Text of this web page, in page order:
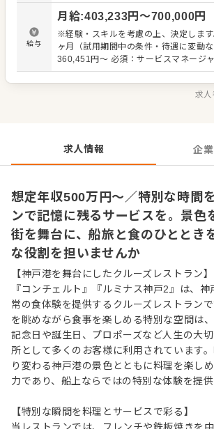
きます。経験やスキルに応じて、現場
スチームをまとめるポジションを目指し
です。 ■主な業務内容 ・お客様のご案内・接客対応 ・クル
ーズ運航に合わせたサービス進行 ・プ
ど特別なシーンの演出サポート ・スタ
ービス品質向上に向けた改善提案 ・ク
給与
月給:403,233円〜700,000円
※経験・スキルを考慮の上、決定しま
ヶ月（試用期間中の条件・待遇に変動なし） チー
360,451円～ 必須：サービスマネージ
テル・レストラン・ブライダル・宴会
上の方は上記の給与スタートになります。 【想定年
求
求人情報 企
想定年収500万円～／特別な時間
ンで記憶に残るサービスを。景色
街を舞台に、船旅と食のひととき
な役割を担いませんか
【神戸港を舞台にしたクルーズレストラン】
『コンチェルト』『ルミナス神戸2』は、神
常の食体験を提供するクルーズレストラン
を眺めながら食事を楽しめる特別な空間は、
記念日や誕生日、プロポーズなど人生の大
所として多くのお客様に利用されています
り変わる神戸港の景色とともに料理を楽し
力であり、船上ならではの特別な体験を提供
【特別な瞬間を料理とサービスで彩る】